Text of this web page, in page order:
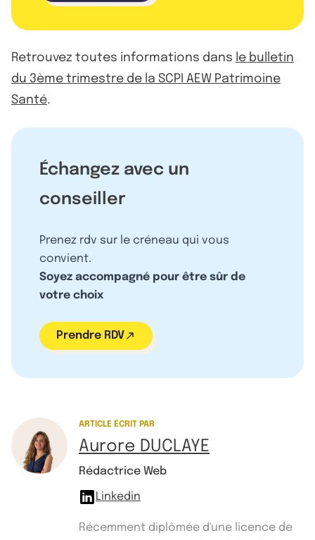
Retrouvez toutes informations dans le bulletin
du 3ème trimestre de la SCPI AEW Patrimoine
Santé.
Échangez avec un
conseiller
Prenez rdv sur le créneau qui vous
convient.
Soyez accompagné pour être sûr de
votre choix
Prendre RDV
ARTICLE ÉCRIT PAR
Aurore DUCLAYE
Rédactrice Web
Linkedin
Récemment diplômée d'une licence de